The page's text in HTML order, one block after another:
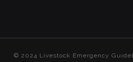
© 2024 Livestock Emergency